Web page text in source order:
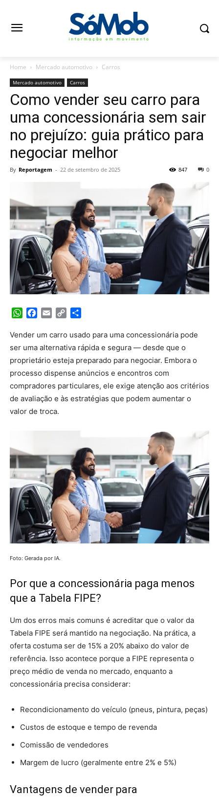
Home Mercado automotivo Carros
Mercado automotivo Carros
Como vender seu carro para
uma concessionária sem sair
no prejuízo: guia prático para
negociar melhor
By Reportagem - 22 de setembro de 2025 0
847
WhatsApp
Facebook
Email Copy
Vender um carro usado para uma concessionária pode
ser uma alternativa rápida e segura — desde que o
proprietário esteja preparado para negociar. Embora o
processo dispense anúncios e encontros com
compradores particulares, ele exige atenção aos critérios
de avaliação e às estratégias que podem aumentar o
valor de troca.
Foto: Gerada por IA.
Por que a concessionária paga menos
que a Tabela FIPE?
Um dos erros mais comuns é acreditar que o valor da
Tabela FIPE será mantido na negociação. Na prática, a
oferta costuma ser de 15% a 20% abaixo do valor de
referência. Isso acontece porque a FIPE representa o
preço médio de venda no mercado, enquanto a
concessionária precisa considerar:
Recondicionamento do veículo (pneus, pintura, peças)
Custos de estoque e tempo de revenda
Comissão de vendedores
Margem de lucro (geralmente entre 2% e 5%)
Vantagens de vender para